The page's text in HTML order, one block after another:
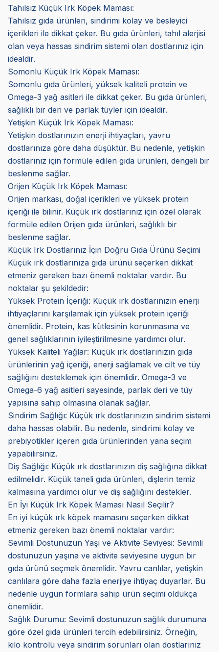
Tahılsız Küçük Irk Köpek Maması:
Tahılsız gıda ürünleri, sindirimi kolay ve besleyici
içerikleri ile dikkat çeker. Bu gıda ürünleri, tahıl alerjisi
olan veya hassas sindirim sistemi olan dostlarınız için
idealdir.
Somonlu Küçük Irk Köpek Maması:
Somonlu gıda ürünleri, yüksek kaliteli protein ve
Omega-3 yağ asitleri ile dikkat çeker. Bu gıda ürünleri,
sağlıklı bir deri ve parlak tüyler için idealdir.
Yetişkin Küçük Irk Köpek Maması:
Yetişkin dostlarınızın enerji ihtiyaçları, yavru
dostlarınıza göre daha düşüktür. Bu nedenle, yetişkin
dostlarınız için formüle edilen gıda ürünleri, dengeli bir
beslenme sağlar.
Orijen Küçük Irk Köpek Maması:
Orijen markası, doğal içerikleri ve yüksek protein
içeriği ile bilinir. Küçük ırk dostlarınız için özel olarak
formüle edilen Orijen gıda ürünleri, sağlıklı bir
beslenme sağlar.
Küçük Irk Dostlarınız İçin Doğru Gıda Ürünü Seçimi
Küçük ırk dostlarınıza gıda ürünü seçerken dikkat
etmeniz gereken bazı önemli noktalar vardır. Bu
noktalar şu şekildedir:
Yüksek Protein İçeriği: Küçük ırk dostlarınızın enerji
ihtiyaçlarını karşılamak için yüksek protein içeriği
önemlidir. Protein, kas kütlesinin korunmasına ve
genel sağlıklarının iyileştirilmesine yardımcı olur.
Yüksek Kaliteli Yağlar: Küçük ırk dostlarınızın gıda
ürünlerinin yağ içeriği, enerji sağlamak ve cilt ve tüy
sağlığını desteklemek için önemlidir. Omega-3 ve
Omega-6 yağ asitleri sayesinde, parlak deri ve tüy
yapısına sahip olmasına olanak sağlar.
Sindirim Sağlığı: Küçük ırk dostlarınızın sindirim sistemi
daha hassas olabilir. Bu nedenle, sindirimi kolay ve
prebiyotikler içeren gıda ürünlerinden yana seçim
yapabilirsiniz.
Diş Sağlığı: Küçük ırk dostlarınızın diş sağlığına dikkat
edilmelidir. Küçük taneli gıda ürünleri, dişlerin temiz
kalmasına yardımcı olur ve diş sağlığını destekler.
En İyi Küçük Irk Köpek Maması Nasıl Seçilir?
En iyi küçük ırk köpek mamasını seçerken dikkat
etmeniz gereken bazı önemli noktalar vardır:
Sevimli Dostunuzun Yaşı ve Aktivite Seviyesi: Sevimli
dostunuzun yaşına ve aktivite seviyesine uygun bir
gıda ürünü seçmek önemlidir. Yavru canlılar, yetişkin
canlılara göre daha fazla enerjiye ihtiyaç duyarlar. Bu
nedenle uygun formlara sahip ürün seçimi oldukça
önemlidir.
Sağlık Durumu: Sevimli dostunuzun sağlık durumuna
göre özel gıda ürünleri tercih edebilirsiniz. Örneğin,
kilo kontrolü veya sindirim sorunları olan dostlarınız